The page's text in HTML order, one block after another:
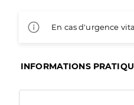
En cas d'urgence
INFORMATIONS